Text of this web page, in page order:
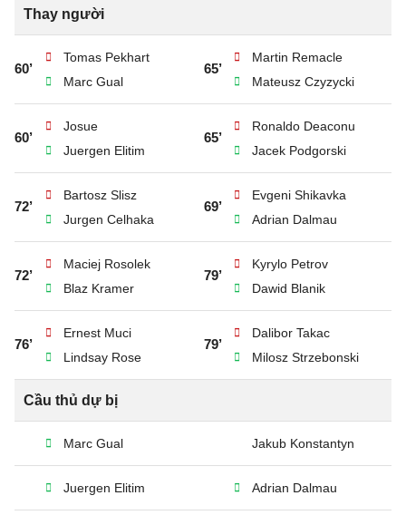
Thay người
60’
Tomas Pekhart
Marc Gual
65’
Martin Remacle
Mateusz Czyzycki
60’
Josue
Juergen Elitim
65’
Ronaldo Deaconu
Jacek Podgorski
72’
Bartosz Slisz
Jurgen Celhaka
69’
Evgeni Shikavka
Adrian Dalmau
72’
Maciej Rosolek
Blaz Kramer
79’
Kyrylo Petrov
Dawid Blanik
76’
Ernest Muci
Lindsay Rose
79’
Dalibor Takac
Milosz Strzebonski
Cầu thủ dự bị
Marc Gual Jakub Konstantyn
Juergen Elitim Adrian Dalmau